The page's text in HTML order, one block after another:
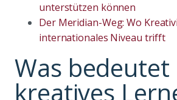
unterstützen können
Der Meridian-Weg: Wo
internationales Niveau trifft
Was bedeutet
kreatives